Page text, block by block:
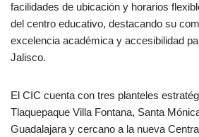
facilidades de ubicación y horarios
del centro educativo, destacando su
excelencia académica y accesibilidad
Jalisco.
El CIC cuenta con tres planteles
Tlaquepaque Villa Fontana, Santa
Guadalajara y cercano a la nueva